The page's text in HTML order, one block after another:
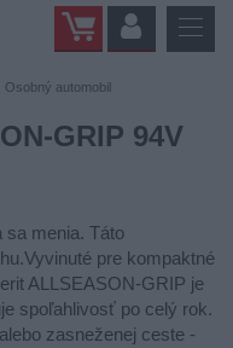
Osobný automobil
GRIP 94V
sa menia. Táto
pre kompaktné
ALLSEASON-GRIP je
spoľahlivosť po celý rok.
zasneženej ceste -